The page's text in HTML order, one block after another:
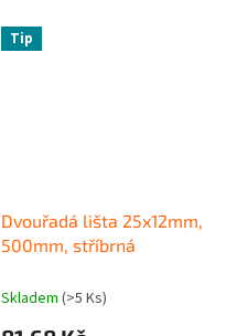
Tip
Dvouřadá lišta 25x12mm,
500mm, stříbrná
Skladem (>5 Ks)